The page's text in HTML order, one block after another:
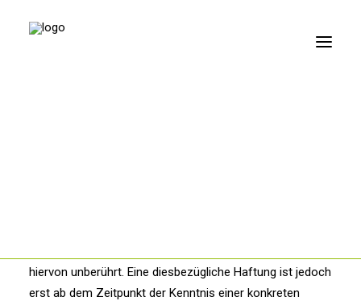
Haftung für Inhalte
hiervon unberührt. Eine diesbezügliche Haftung ist jedoch
erst ab dem Zeitpunkt der Kenntnis einer konkreten